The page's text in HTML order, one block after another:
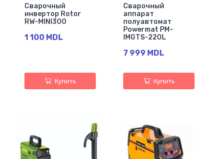
Сварочный
инвертор Rotor
RW-MINI300
1 100 MDL
Купить
Сварочный
аппарат
полуавтомат
Powermat PM-
IMGTS-220L
7 999 MDL
Купить